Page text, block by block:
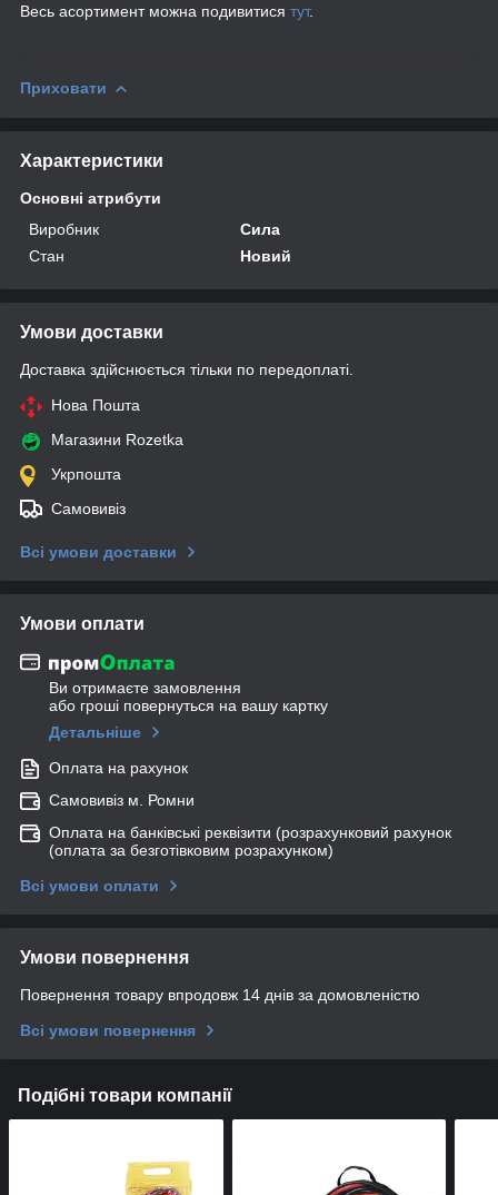
Весь асортимент можна подивитися тут.
Приховати
Характеристики
Основні атрибути
Виробник
Сила
Стан
Новий
Умови доставки
Доставка здійснюється тільки по передоплаті.
Нова Пошта
Магазини Rozetka
Укрпошта
Самовивіз
Всі умови доставки
Умови оплати
Ви отримаєте замовлення
або гроші повернуться на вашу картку
Детальніше
Оплата на рахунок
Самовивіз м. Ромни
Оплата на банківські реквізити (розрахунковий рахунок
(оплата за безготівковим розрахунком)
Всі умови оплати
Умови повернення
Повернення товару впродовж 14 днів за домовленістю
Всі умови повернення
Подібні товари компанії